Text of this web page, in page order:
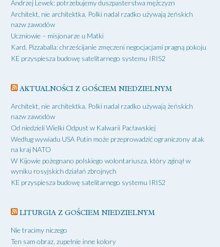
Andrzej Lewek: potrzebujemy duszpasterstwa mężczyzn
Architekt, nie architektka. Polki nadal rzadko używają żeńskich
nazw zawodów
Uczniowie – misjonarze u Matki
Kard. Pizzaballa: chrześcijanie zmęczeni negocjacjami pragną pokoju
KE przyspiesza budowę satelitarnego systemu IRIS2
AKTUALNOŚCI Z GOŚCIEM NIEDZIELNYM
Architekt, nie architektka. Polki nadal rzadko używają żeńskich
nazw zawodów
Od niedzieli Wielki Odpust w Kalwarii Pacławskiej
Według wywiadu USA Putin może przeprowadzić ograniczony atak
na kraj NATO
W Kijowie pożegnano polskiego wolontariusza, który zginął w
wyniku rosyjskich działań zbrojnych
KE przyspiesza budowę satelitarnego systemu IRIS2
LITURGIA Z GOŚCIEM NIEDZIELNYM
Nie tracimy niczego
Ten sam obraz, zupełnie inne kolory